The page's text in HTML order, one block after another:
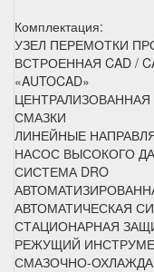
Комплектация:
УЗЕЛ ПЕРЕМОТКИ
ВСТРОЕННАЯ CAD /
«AUTOCAD»
СМАЗКИ
ЛИНЕЙНЫЕ
НАСОС ВЫСОКОГО
СИСТЕМА DRO
АВТОМАТИЧЕСКАЯ
СТАЦИОНАРНАЯ
РЕЖУЩИЙ
СМАЗОЧНО-